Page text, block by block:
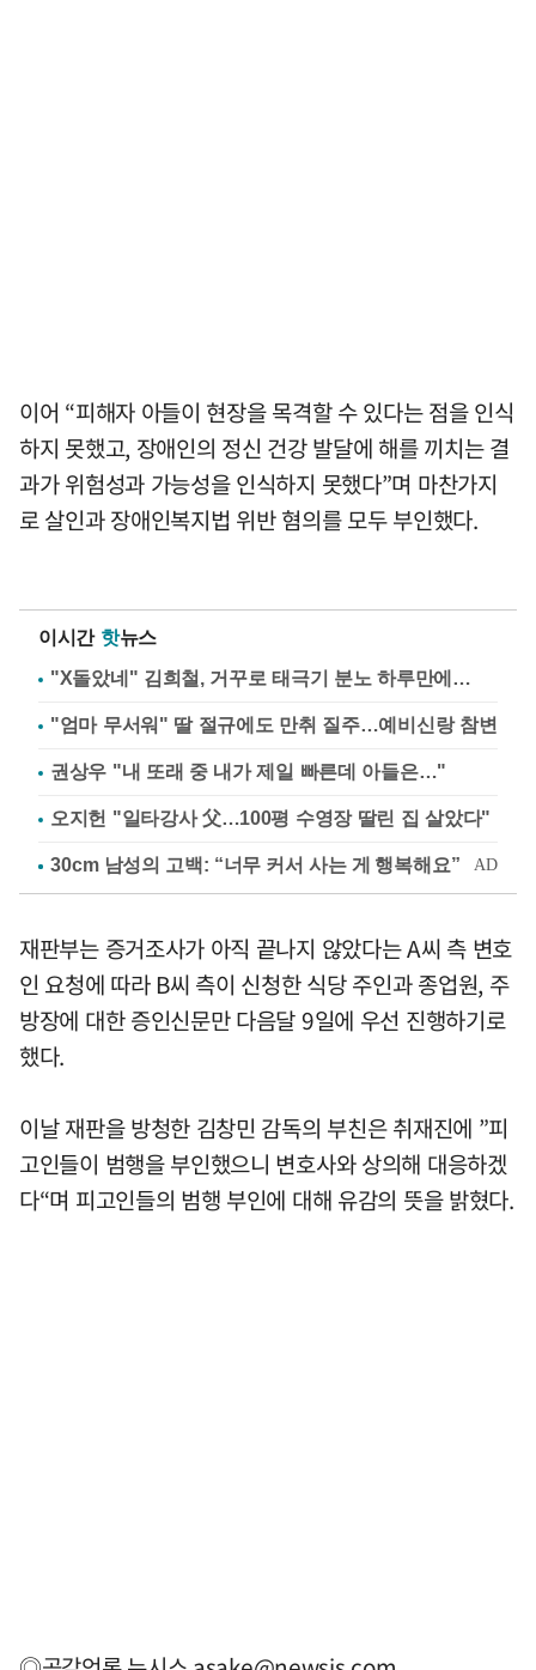
이어 “피해자 아들이 현장을 목격할 수 있다는 점을 인식
하지 못했고, 장애인의 정신 건강 발달에 해를 끼치는 결
과가 위험성과 가능성을 인식하지 못했다”며 마찬가지
로 살인과 장애인복지법 위반 혐의를 모두 부인했다.
이시간 핫뉴스
"X돌았네" 김희철, 거꾸로 태극기 분노 하루만에…
"엄마 무서워" 딸 절규에도 만취 질주…예비신랑 참변
권상우 "내 또래 중 내가 제일 빠른데 아들은…"
오지헌 "일타강사 父…100평 수영장 딸린 집 살았다"
재판부는 증거조사가 아직 끝나지 않았다는 A씨 측 변호
인 요청에 따라 B씨 측이 신청한 식당 주인과 종업원, 주
방장에 대한 증인신문만 다음달 9일에 우선 진행하기로
했다.
이날 재판을 방청한 김창민 감독의 부친은 취재진에 ”피
고인들이 범행을 부인했으니 변호사와 상의해 대응하겠
다“며 피고인들의 범행 부인에 대해 유감의 뜻을 밝혔다.